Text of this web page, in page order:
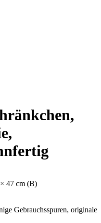
47 cm (B)
Gebrauchsspuren, originale